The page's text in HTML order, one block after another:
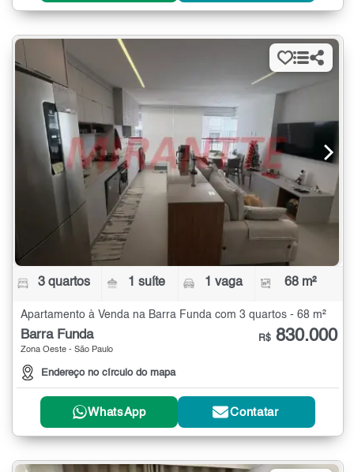
3 quartos 1 suíte 1 vaga 68 m²
Apartamento à Venda na Barra Funda com 3 quartos - 68 m²
Barra Funda
Zona Oeste - São Paulo
Endereço no círculo do mapa
R$ 830.000
WhatsApp Contatar